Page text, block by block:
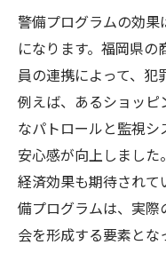
警備プログラムの効
になります。福岡県
員の連携によって、犯
例えば、あるショッ
なパトロールと監視
安心感が向上しました
経済効果も期待されて
備プログラムは、実
会を形成する要素とな